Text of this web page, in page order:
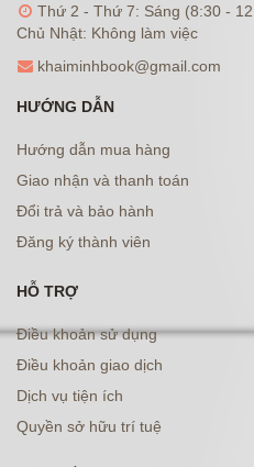
Thứ 2 - Thứ 7: Sáng (8:30 -
Chủ Nhật: Không làm việc
khaiminhbook@gmail.com
HƯỚNG DẪN
Hướng dẫn mua hàng
Giao nhận và thanh toán
Đổi trả và bảo hành
Đăng ký thành viên
HỖ TRỢ
Điều khoản sử dụng
Điều khoản giao dịch
Dịch vụ tiện ích
Quyền sở hữu trí tuệ